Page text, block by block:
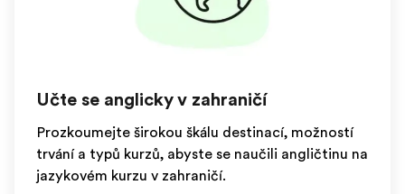
Učte se anglicky v zahraničí
Prozkoumejte širokou škálu destinací, možností
trvání a typů kurzů, abyste se naučili angličtinu na
jazykovém kurzu v zahraničí.